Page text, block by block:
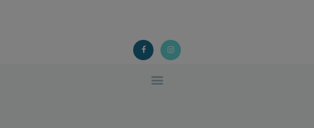
ACOUGO
Asociación galega de familias de acollida
QUÉ FACEMOS?
ACTIVIDADES